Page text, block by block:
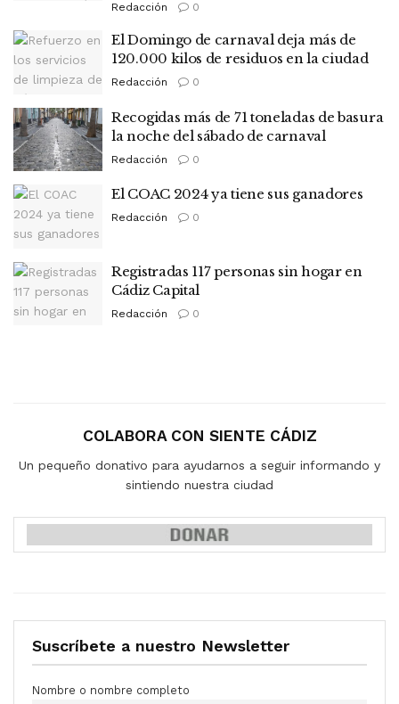
Redacción 0
El Domingo de carnaval deja más de
120.000 kilos de residuos en la ciudad
Redacción 0
Recogidas más de 71 toneladas de basura
la noche del sábado de carnaval
Redacción 0
El COAC 2024 ya tiene sus ganadores
Redacción 0
Registradas 117 personas sin hogar en
Cádiz Capital
Redacción 0
COLABORA CON SIENTE CÁDIZ
Un pequeño donativo para ayudarnos a seguir informando y
sintiendo nuestra ciudad
Suscríbete a nuestro Newsletter
Nombre o nombre completo